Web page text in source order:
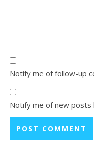
Notify me of follow-up
Notify me of new posts